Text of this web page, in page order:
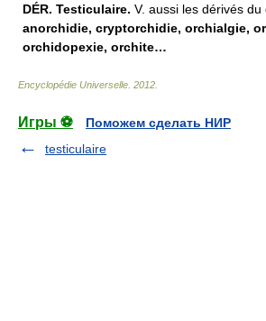
DÉR. Testiculaire. V. aussi les dérivés du
anorchidie, cryptorchidie, orchialgie,
orchidopexie, orchite…
Encyclopédie Universelle 2012
Игры ⚽
Поможем сделать НИР
testiculaire